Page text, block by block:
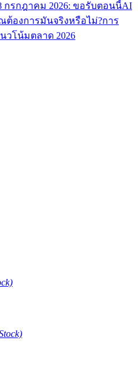
กรกฎาคม 2026: ขอรับตอนนี้AI
ต้องการมันจริงหรือไม่?การ
วโน้มตลาด 2026